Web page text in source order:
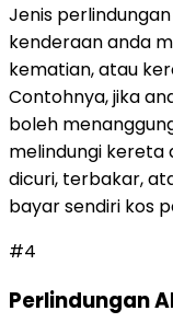
Jenis
kenderaan anda
kematian, atau
Contohnya, jika
boleh
melindungi kereta
dicuri, terbakar,
bayar sendiri kos
#4
Perlindungan